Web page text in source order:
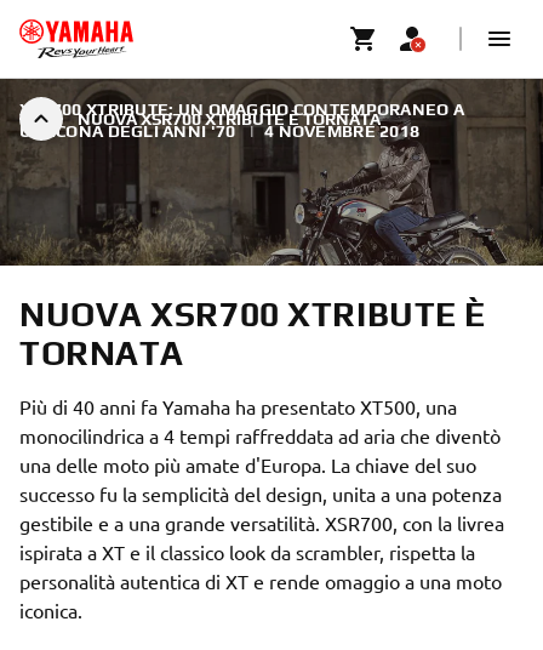
NUOVA XSR700 XTRIBUTE È TORNATA
XSR700 XTRIBUTE: UN OMAGGIO CONTEMPORANEO A
UN'ICONA DEGLI ANNI '70 | 4 NOVEMBRE 2018
NUOVA XSR700 XTRIBUTE È
TORNATA
Più di 40 anni fa Yamaha ha presentato XT500, una
monocilindrica a 4 tempi raffreddata ad aria che diventò
una delle moto più amate d'Europa. La chiave del suo
successo fu la semplicità del design, unita a una potenza
gestibile e a una grande versatilità. XSR700, con la livrea
ispirata a XT e il classico look da scrambler, rispetta la
personalità autentica di XT e rende omaggio a una moto
iconica.